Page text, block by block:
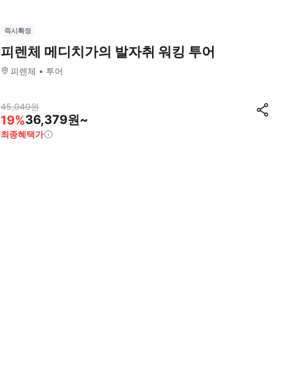
즉시확정
피렌체 메디치가의 발자취 워킹 투어
피렌체 투어
45,040원
19%36,379원~
최종혜택가